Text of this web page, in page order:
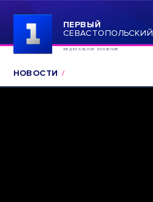
ПЕРВЫЙ
СЕВАСТОПОЛЬСКИЙ
ФЕДЕРАЛЬНОЕ ЗНАЧЕНИЕ
НОВОСТИ